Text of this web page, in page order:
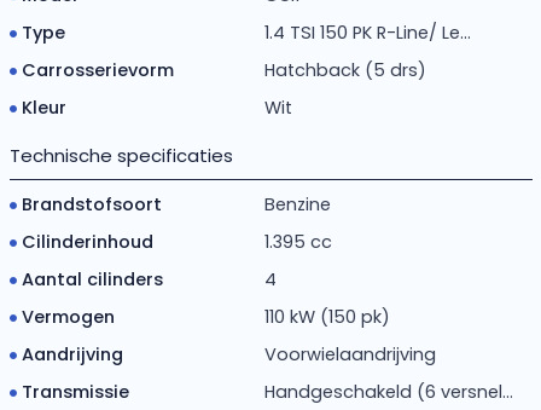
Type
1.4 TSI 150 PK R-Line/ Le...
Carrosserievorm
Hatchback (5 drs)
Kleur
Wit
Technische specificaties
Brandstofsoort
Benzine
Cilinderinhoud
1.395 cc
Aantal cilinders
4
Vermogen
110 kW (150 pk)
Aandrijving
Voorwielaandrijving
Transmissie
Handgeschakeld (6 versnel...